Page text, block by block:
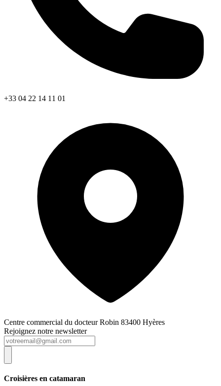
+33 04 22 14 11 01
Centre commercial du docteur Robin 83400 Hyères
Rejoignez notre newsletter
Croisières en catamaran